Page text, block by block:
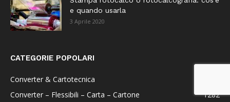
e quando usarla
3 Aprile 2020
CATEGORIE POPOLARI
Converter & Cartotecnica
Converter – Flessibili – Carta – Cartone
1282